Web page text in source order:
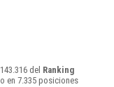
del Ranking
en 7.335 posiciones